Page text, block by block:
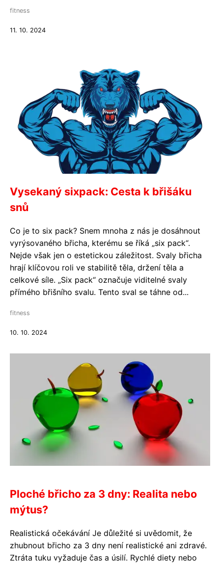
fitness
11. 10. 2024
Vysekaný sixpack: Cesta k břišáku
snů
Co je to six pack? Snem mnoha z nás je dosáhnout
vyrýsovaného břicha, kterému se říká „six pack“.
Nejde však jen o estetickou záležitost. Svaly břicha
hrají klíčovou roli ve stabilitě těla, držení těla a
celkové síle. „Six pack“ označuje viditelné svaly
přímého břišního svalu. Tento sval se táhne od...
fitness
10. 10. 2024
Ploché břicho za 3 dny: Realita nebo
mýtus?
Realistická očekávání Je důležité si uvědomit, že
zhubnout břicho za 3 dny není realistické ani zdravé.
Ztráta tuku vyžaduje čas a úsilí. Rychlé diety nebo